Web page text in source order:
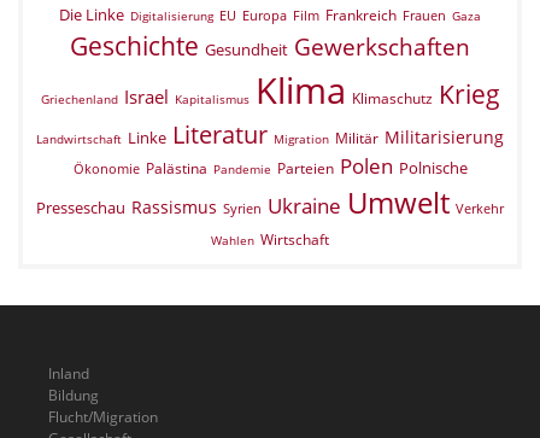
Die Linke Digitalisierung EU Europa Film Frankreich Frauen Gaza
Geschichte Gesundheit Gewerkschaften
Griechenland Israel Kapitalismus Klima Klimaschutz Krieg
Landwirtschaft Linke Literatur Migration Militär Militarisierung
Ökonomie Palästina Pandemie Parteien Polen Polnische
Presseschau Rassismus Syrien Ukraine Umwelt Verkehr
Wahlen Wirtschaft
Inland
Bildung
Flucht/Migration